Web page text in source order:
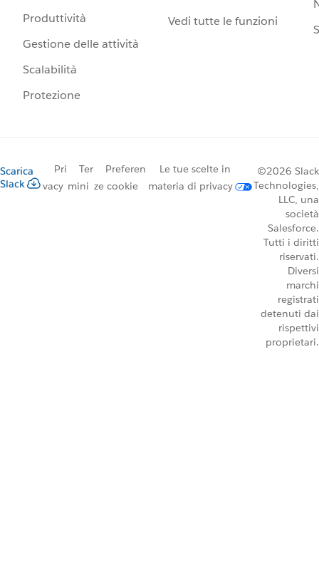
Produttività
Gestione delle attività
Scalabilità
Protezione
Vedi tutte le funzioni
Scarica
Slack
Pri
vacy
Ter
mini
Preferen
ze cookie
Le tue scelte in
materia di privacy
©2026 Slack
Technologies,
LLC, una
società
Salesforce.
Tutti i diritti
riservati.
Diversi
marchi
registrati
detenuti dai
rispettivi
proprietari.